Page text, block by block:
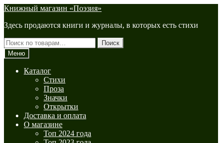
Перейти
навигации
Перейти
содержимому
Книжный магазин «Поэзия»
Здесь продаются книги и журналы, в которых есть стихи
Искать:
Поиск
Меню
Каталог
Стихи
Проза
Значки
Открытки
Доставка и оплата
О магазине
Топ 2024 года